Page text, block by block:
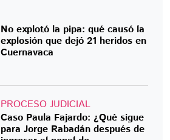
No explotó la pipa: qué causó la
explosión que dejó 21 heridos en
Cuernavaca
PROCESO JUDICIAL
Caso Paula Fajardo: ¿Qué sigue
para Jorge Rabadán después de